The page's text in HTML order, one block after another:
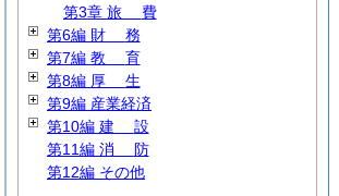
第3章 旅 費
第6編 財 務
第7編 教 育
第8編 厚 生
第9編 産業経済
第10編 建 設
第11編 消 防
第12編 その他